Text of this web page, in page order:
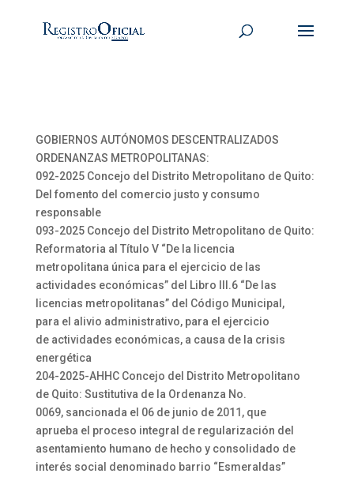
GOBIERNOS AUTÓNOMOS DESCENTRALIZADOS
ORDENANZAS METROPOLITANAS:
092-2025 Concejo del Distrito Metropolitano de Quito:
Del fomento del comercio justo y consumo
responsable
093-2025 Concejo del Distrito Metropolitano de Quito:
Reformatoria al Título V “De la licencia
metropolitana única para el ejercicio de las
actividades económicas” del Libro III.6 “De las
licencias metropolitanas” del Código Municipal,
para el alivio administrativo, para el ejercicio
de actividades económicas, a causa de la crisis
energética
204-2025-AHHC Concejo del Distrito Metropolitano
de Quito: Sustitutiva de la Ordenanza No.
0069, sancionada el 06 de junio de 2011, que
aprueba el proceso integral de regularización del
asentamiento humano de hecho y consolidado de
interés social denominado barrio “Esmeraldas”